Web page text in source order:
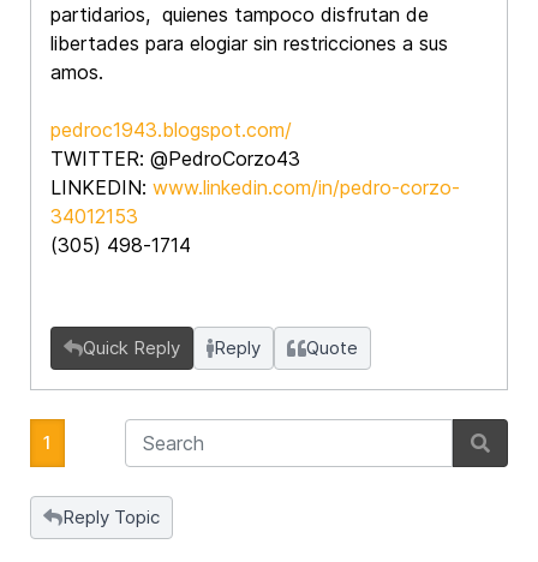
partidarios, quienes tampoco disfrutan de
libertades para elogiar sin restricciones a sus
amos.
pedroc1943.blogspot.com/
TWITTER: @PedroCorzo43
LINKEDIN: www.linkedin.com/in/pedro-corzo-
34012153
(305) 498-1714
Quick Reply Reply Quote
1
Reply Topic